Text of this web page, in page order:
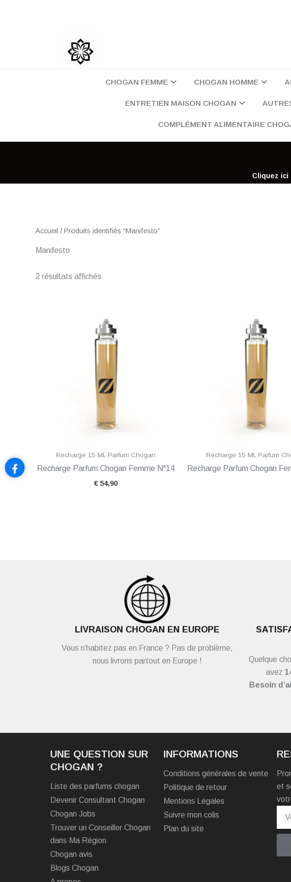
CHOGAN FEMME CHOGAN HOMME
ENTRETIEN MAISON CHOGAN
COMPLÉMENT ALIMENTAIRE
Cliquez ici
Accueil / Produits identifiés “Manifesto”
Manifesto
2 résultats affichés
Recharge 15 ML Parfum Chogan
Recharge Parfum Chogan Femme N°14
€54,90
Recharge 15 ML Parfum
Recharge Parfum Chogan
LIVRAISON CHOGAN EN EUROPE
Vous n’habitez pas en France ? Pas de problème,
nous livrons partout en Europe !
Quelque
avez
Besoin
UNE QUESTION SUR
CHOGAN ?
Liste des parfums chogan
Devenir Consultant Chogan
Chogan Jobs
Trouver un Conseiller Chogan
dans Ma Région
Chogan avis
Blogs Chogan
INFORMATIONS
Conditions générales de vente
Politique de retour
Mentions Légales
Suivre mon colis
Plan du site
et